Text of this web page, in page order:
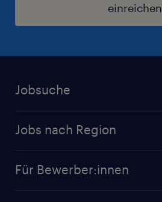
einreichen
Jobsuche
Initiativbewerbung
Jobs nach Region
Für Bewerber:innen